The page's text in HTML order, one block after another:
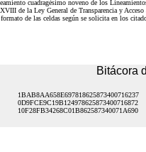
cuadragésimo noveno de los
de la Ley General de Transparencia y
de las celdas según se solicita en los
Bitácora
1BAB8AA658E697818625873400716237
0D9FCE9C19B124978625873400716872
10F28FB34268C01B862587340071A690